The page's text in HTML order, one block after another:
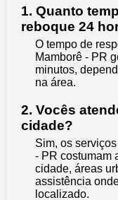
1. Quanto
reboque 24
O tempo de
Mamborê - PR
minutos,
na área.
2. Vocês
cidade?
Sim, os
- PR costumam
cidade, áreas
assistência
localizado.